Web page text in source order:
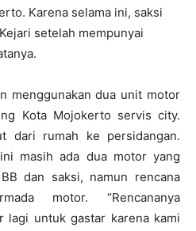
Karena selama ini, saksi
setelah mempunyai
menggunakan dua unit motor
Kota Mojokerto servis city.
dari rumah ke persidangan.
masih ada dua motor yang
dan saksi, namun rencana
motor. “Rencananya
lagi untuk gastar karena kami